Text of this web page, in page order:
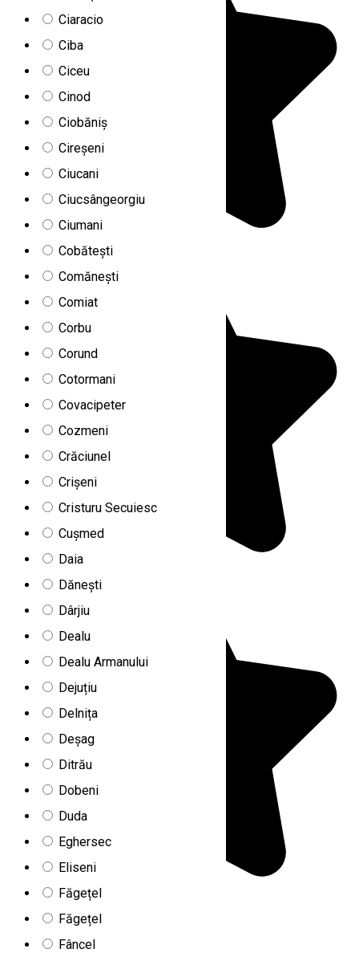
Ciaracio
Ciba
Ciceu
Cinod
Ciobăniș
Cireșeni
Ciucani
Ciucsângeorgiu
Ciumani
Cobătești
Comănești
Comiat
Corbu
Corund
Cotormani
Covacipeter
Cozmeni
Crăciunel
Crișeni
Cristuru Secuiesc
Cușmed
Daia
Dănești
Dârjiu
Dealu
Dealu Armanului
Dejuțiu
Delnița
Deșag
Ditrău
Dobeni
Duda
Eghersec
Eliseni
Făgețel
Făgețel
Fâncel